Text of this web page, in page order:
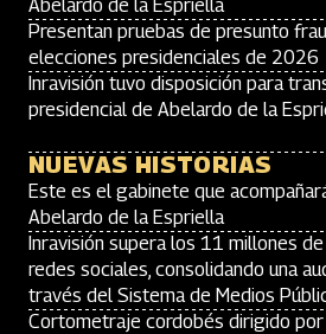
Abelardo de la Espriella
Presentan pruebas de presunto
elecciones presidenciales de 2026
Inravisión tuvo disposición para
presidencial de Abelardo de la
NUEVAS HISTORIAS
Este es el gabinete que
Abelardo de la Espriella
Inravisión supera los 11 millones
redes sociales, consolidando una
través del Sistema de Medios
Cortometraje cordobés dirigido